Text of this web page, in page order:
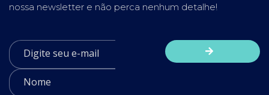
nossa newsletter e não perca nenhum detalhe!